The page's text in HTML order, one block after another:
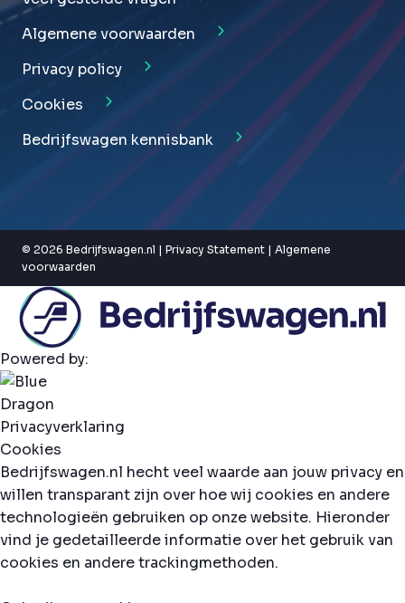
Algemene voorwaarden
Privacy policy
Cookies
Bedrijfswagen kennisbank
© 2026 Bedrijfswagen.nl | Privacy Statement | Algemene
voorwaarden
Powered by:
Privacyverklaring
Cookies
Bedrijfswagen.nl hecht veel waarde aan jouw privacy en
willen transparant zijn over hoe wij cookies en andere
technologieën gebruiken op onze website. Hieronder
vind je gedetailleerde informatie over het gebruik van
cookies en andere trackingmethoden.